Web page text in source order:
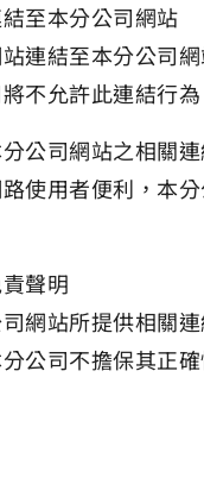
至本分公司網站
連結至本分公司
不允許此連結行為
公司網站之相關
使用者便利，本
聲明
網站所提供相關
公司不擔保其正